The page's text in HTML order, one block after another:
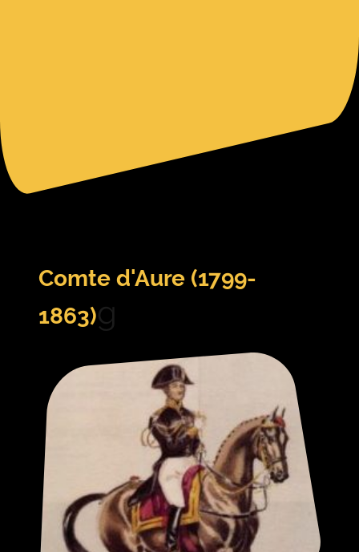
Comte d'Aure (1799-
1863)g